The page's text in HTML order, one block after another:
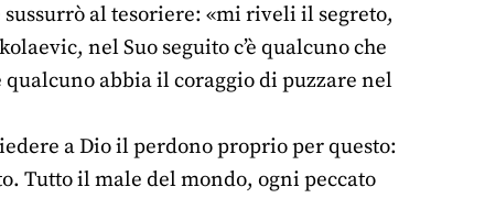
al tesoriere: «mi riveli il segreto,
nel Suo seguito c’è qualcuno che
qualcuno abbia il coraggio di puzzare nel
a Dio il perdono proprio per questo:
Tutto il male del mondo, ogni peccato